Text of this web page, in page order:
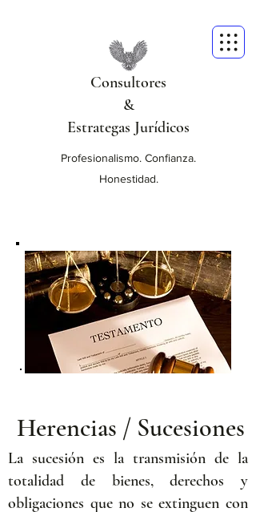
Consultores
&
Estrategas Jurídicos
Profesionalismo. Confianza.
Honestidad.
Herencias / Sucesiones
La sucesión es la transmisión de la
totalidad de bienes, derechos y
obligaciones que no se extinguen con